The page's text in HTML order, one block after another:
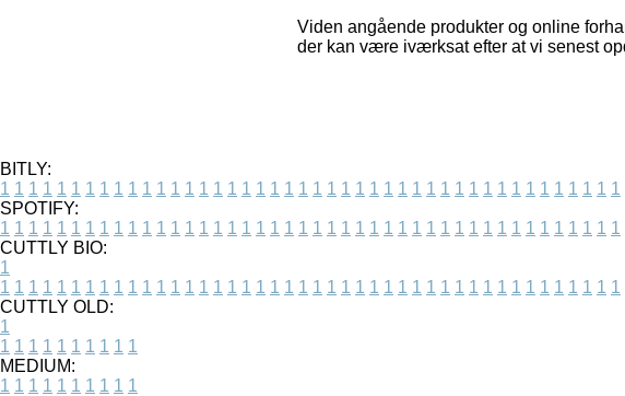
Viden angående produkter og online
der kan være iværksat efter at vi senest
BITLY:
1 1 1 1 1 1 1 1 1 1 1 1 1 1 1 1 1 1 1 1 1 1 1 1 1 1 1 1 1 1 1 1 1 1 1 1 1 1 1 1 1 1 1 1
SPOTIFY:
1 1 1 1 1 1 1 1 1 1 1 1 1 1 1 1 1 1 1 1 1 1 1 1 1 1 1 1 1 1 1 1 1 1 1 1 1 1 1 1 1 1 1 1
CUTTLY BIO:
1
1 1 1 1 1 1 1 1 1 1 1 1 1 1 1 1 1 1 1 1 1 1 1 1 1 1 1 1 1 1 1 1 1 1 1 1 1 1 1 1 1 1 1 1
CUTTLY OLD:
1
1 1 1 1 1 1 1 1 1 1
MEDIUM:
1 1 1 1 1 1 1 1 1 1